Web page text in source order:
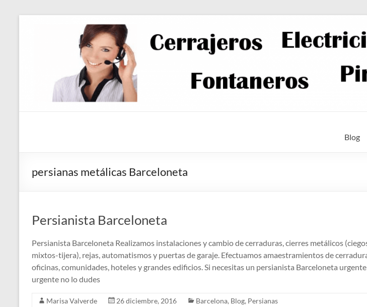
Blog
persianas metálicas Barceloneta
Persianista Barceloneta
Persianista Barceloneta Realizamos instalaciones y cambio de cerraduras, cierres metálicos
mixtos-tijera), rejas, automatismos y puertas de garaje. Efectuamos amaestramientos de
oficinas, comunidades, hoteles y grandes edificios. Si necesitas un persianista Barceloneta
urgente no lo dudes
Marisa Valverde 26 diciembre, 2016 Barcelona, Blog, Persianas